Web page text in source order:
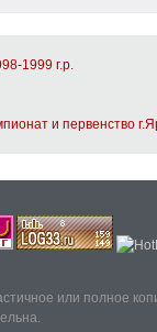
1999 г.р.
и первенство
или полное